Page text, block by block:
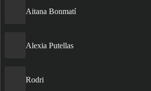
Aitana Bonmatí
Alexia Putellas
Rodri